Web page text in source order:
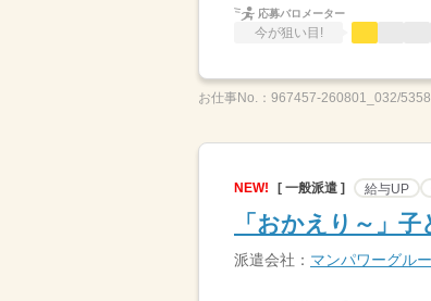
応募バロメーター
今が狙い目!
お仕事No.： 967457-260801_032/5358
NEW! [ 一般派遣 ] 給与UP
「おかえり～」
派遣会社： マンパワーグル